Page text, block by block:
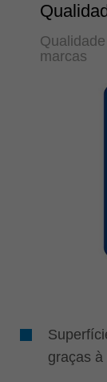
marcas
graças